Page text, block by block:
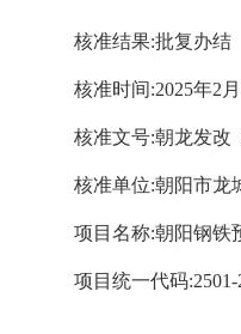
核准结果:批复办结
核准时间:2025年2月
核准文号:朝龙发改
核准单位:朝阳市龙
项目名称:朝阳钢铁
项目统一代码:2501-